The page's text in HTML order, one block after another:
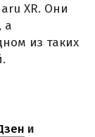
XR. Они
а
из таких
и